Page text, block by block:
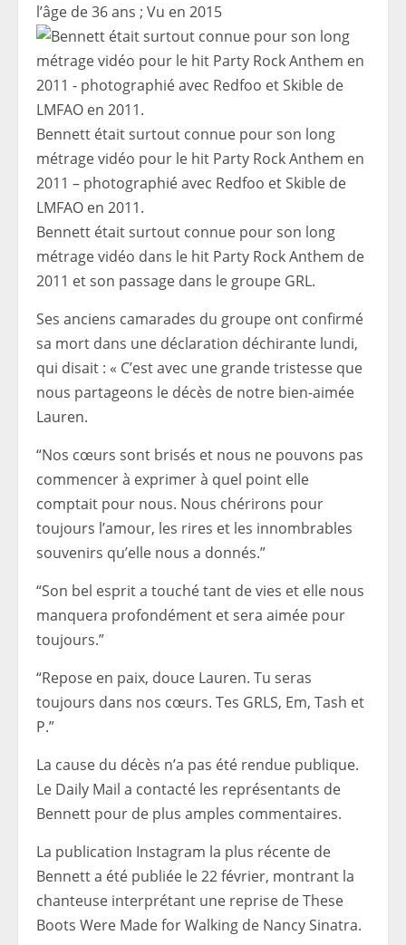
l’âge de 36 ans ; Vu en 2015
Bennett était surtout connue pour son long
métrage vidéo pour le hit Party Rock Anthem en
2011 – photographié avec Redfoo et Skible de
LMFAO en 2011.
Bennett était surtout connue pour son long
métrage vidéo dans le hit Party Rock Anthem de
2011 et son passage dans le groupe GRL.
Ses anciens camarades du groupe ont confirmé
sa mort dans une déclaration déchirante lundi,
qui disait : « C’est avec une grande tristesse que
nous partageons le décès de notre bien-aimée
Lauren.
“Nos cœurs sont brisés et nous ne pouvons pas
commencer à exprimer à quel point elle
comptait pour nous. Nous chérirons pour
toujours l’amour, les rires et les innombrables
souvenirs qu’elle nous a donnés.”
“Son bel esprit a touché tant de vies et elle nous
manquera profondément et sera aimée pour
toujours.”
“Repose en paix, douce Lauren. Tu seras
toujours dans nos cœurs. Tes GRLS, Em, Tash et
P.”
La cause du décès n’a pas été rendue publique.
Le Daily Mail a contacté les représentants de
Bennett pour de plus amples commentaires.
La publication Instagram la plus récente de
Bennett a été publiée le 22 février, montrant la
chanteuse interprétant une reprise de These
Boots Were Made for Walking de Nancy Sinatra.